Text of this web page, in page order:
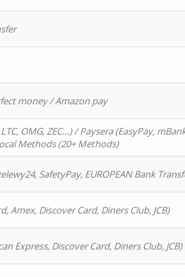
money / Amazon pay
OMG, ZEC…) / Paysera (EasyPay,
Methods (20+ Methods)
SafetyPay, EUROPEAN Bank
Discover Card, Diners Club, JCB)
Express, Discover Card, Diners Club, JCB)